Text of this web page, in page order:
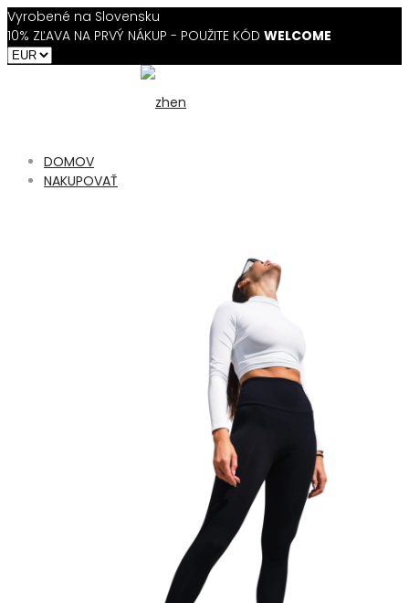
Vyrobené na Slovensku
10% ZĽAVA NA PRVÝ NÁKUP - POUŽITE KÓD WELCOME
DOMOV
NAKUPOVAŤ